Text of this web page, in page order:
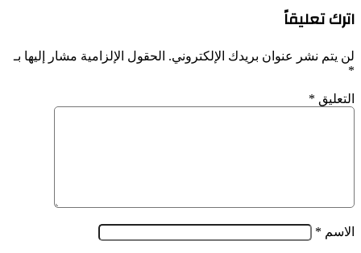
صيني
دورته
البرلمانية
اترك تعليقاً
لن يتم نشر عنوان بريدك الإلكتروني. الحقول الإلزامية مشار إليها بـ
*
التعليق *
الاسم *